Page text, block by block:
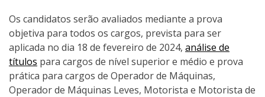
Os candidatos serão avaliados mediante a prova
objetiva para todos os cargos, prevista para ser
aplicada no dia 18 de fevereiro de 2024, análise de
títulos para cargos de nível superior e médio e prova
prática para cargos de Operador de Máquinas,
Operador de Máquinas Leves, Motorista e Motorista de